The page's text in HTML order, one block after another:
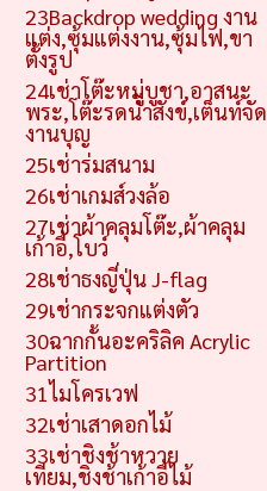
23Backdrop wedding งาน
แต่ง,ซุ้มแต่งงาน,ซุ้มไฟ,ขา
ตั้งรูป
24เช่าโต๊ะหมู่บูชา,อาสนะ
พระ,โต๊ะรดน้ำสังข์,เต็นท์จัด
งานบุญ
25เช่าร่มสนาม
26เช่าเกมส์วงล้อ
27เช่าผ้าคลุมโต๊ะ,ผ้าคลุม
เก้าอี้,โบว์
28เช่าธงญี่ปุ่น J-flag
29เช่ากระจกแต่งตัว
30ฉากกั้นอะคริลิค Acrylic
Partition
31ไมโครเวฟ
32เช่าเสาดอกไม้
33เช่าชิงช้าหวาย
เทียม,ชิงช้าเก้าอี้ไม้